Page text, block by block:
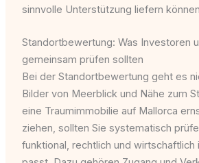
sinnvolle Unterstützung liefern
Standortbewertung: Was Investoren
gemeinsam prüfen sollten
Bei der Standortbewertung geht es
Bilder von Meerblick und Nähe zum
eine Traumimmobilie auf Mallorca
ziehen, sollten Sie systematisch
funktional, rechtlich und wirtschaftlich